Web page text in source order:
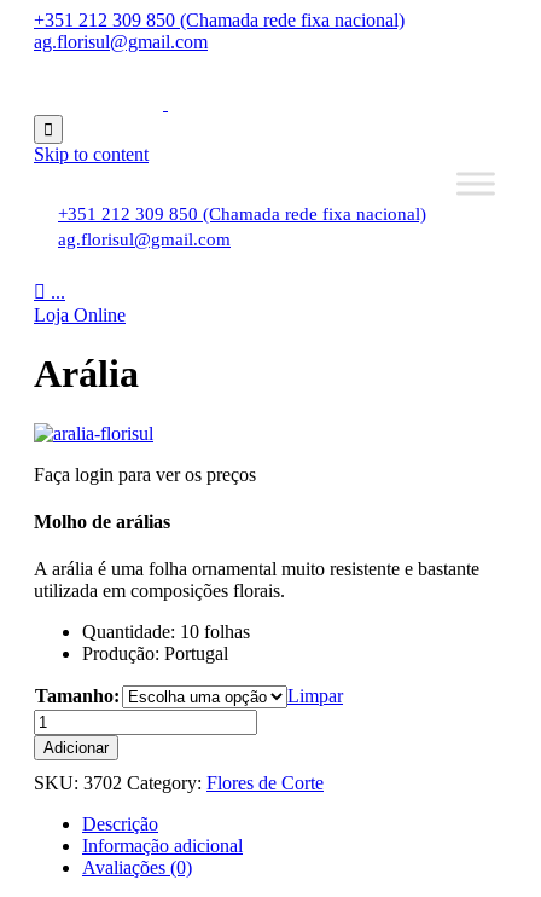
+351 212 309 850 (Chamada rede fixa nacional)
ag.florisul@gmail.com

Skip to content
+351 212 309 850 (Chamada rede fixa nacional)
ag.florisul@gmail.com
 ...
Loja Online
Arália
Faça login para ver os preços
Molho de arálias
A arália é uma folha ornamental muito resistente e bastante
utilizada em composições florais.
Quantidade: 10 folhas
Produção: Portugal
Tamanho:
Limpar
Quantidade
de
Arália
Adicionar
SKU: 3702 Category: Flores de Corte
Descrição
Informação adicional
Avaliações (0)